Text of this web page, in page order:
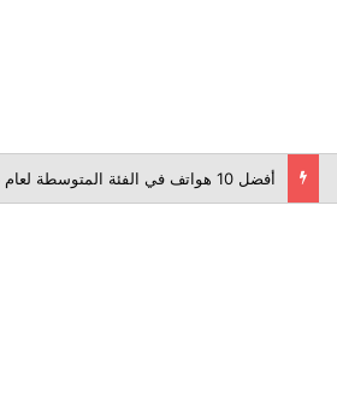
أفضل 10 هواتف في الفئة المتوسطة لعام 2026